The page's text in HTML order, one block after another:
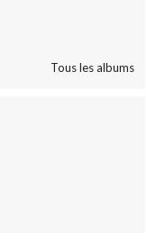
Tous les albums